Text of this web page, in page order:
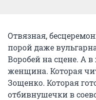
Отвязная,
порой даже
Воробей на сцене. А
женщина. Которая
Зощенко. Которая
отбивнушечки в